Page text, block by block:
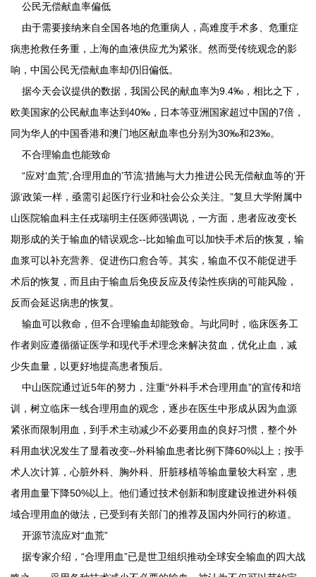
公民无偿献血率偏低
由于需要接纳来自全国各地的危重病人，高难度手术多、危重症
病患抢救任务重，上海的血液供应尤为紧张。然而受传统观念的影
响，中国公民无偿献血率却仍旧偏低。
据今天会议提供的数据，我国公民的献血率为9.4‰，相比之下，
欧美国家的公民献血率达到40‰，日本等亚洲国家超过中国的7倍，
同为华人的中国香港和澳门地区献血率也分别为30‰和23‰。
不合理输血也能致命
“应对‘血荒',合理用血的’节流‘措施与大力推进公民无偿献血等的’开
源‘政策一样，亟需引起医疗行业和社会公众关注。”复旦大学附属中
山医院输血科主任戎瑞明主任医师强调说，一方面，患者应改变长
期形成的关于输血的错误观念--比如输血可以加快手术后的恢复，输
血浆可以补充营养、促进伤口愈合等。其实，输血不仅不能促进手
术后的恢复，而且由于输血后免疫反应及传染性疾病的可能风险，
反而会延迟病患的恢复。
输血可以救命，但不合理输血却能致命。与此同时，临床医务工
作者则应遵循循证医学和现代手术理念来解决贫血，优化止血，减
少失血量，以更好地提高患者预后。
中山医院通过近5年的努力，注重“外科手术合理用血”的宣传和培
训，树立临床一线合理用血的观念，逐步在医生中形成从因为血源
紧张而限制用血，到手术主动减少不必要用血的良好习惯，整个外
科用血状况发生了显着改变--外科输血患者比例下降60%以上；按手
术人次计算，心脏外科、胸外科、肝脏移植等输血量较大科室，患
者用血量下降50%以上。他们通过技术创新和制度建设推进外科领
域合理用血的做法，已受到有关部门的推荐及国内外同行的称道。
开源节流应对“血荒”
据专家介绍，“合理用血”已是世卫组织推动全球安全输血的四大战